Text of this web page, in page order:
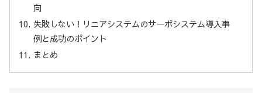
向
失敗しない！リニアシステムのサーボシステム導入事
例と成功のポイント
まとめ